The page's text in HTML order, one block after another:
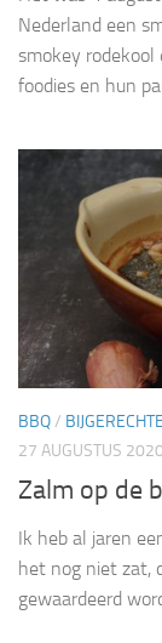
Nederland een
smokey
foodies en hun
BBQ/
27 AUGUSTUS 2020
Zalm op de
Ik heb al jaren
het nog niet zat,
gewaardeerd